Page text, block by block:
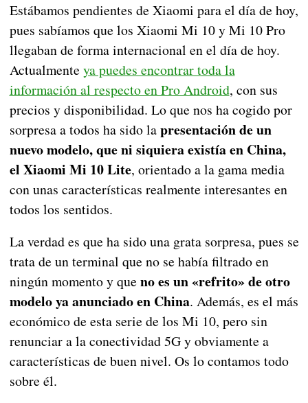
Estábamos pendientes de Xiaomi para el día de hoy,
pues sabíamos que los Xiaomi Mi 10 y Mi 10 Pro
llegaban de forma internacional en el día de hoy.
Actualmente ya puedes encontrar toda la
información al respecto en Pro Android, con sus
precios y disponibilidad. Lo que nos ha cogido por
sorpresa a todos ha sido lapresentación de un
nuevo modelo, que ni siquiera existía en China,
el Xiaomi Mi 10 Lite, orientado a la gama media
con unas características realmente interesantes en
todos los sentidos.
La verdad es que ha sido una grata sorpresa, pues se
trata de un terminal que no se había filtrado en
ningún momento y que no es un «refrito» de otro
modelo ya anunciado en China. Además, es el más
económico de esta serie de los Mi 10, pero sin
renunciar a la conectividad 5G y obviamente a
características de buen nivel. Os lo contamos todo
sobre él.